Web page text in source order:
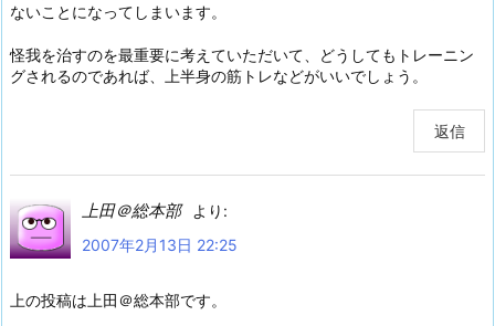
ないことになってしまいます。
怪我を治すのを最重要に考えていただいて、どうしてもトレーニン
グされるのであれば、上半身の筋トレなどがいいでしょう。
返信
上田＠総本部
より:
2007年2月13日 22:25
上の投稿は上田＠総本部です。